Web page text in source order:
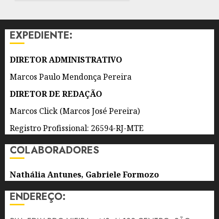
DE 2026
EXPEDIENTE:
DIRETOR ADMINISTRATIVO
Marcos Paulo Mendonça Pereira
DIRETOR DE REDAÇÃO
Marcos Click (Marcos José Pereira)
Registro Profissional: 26594-RJ-MTE
COLABORADORES
Nathália Antunes, Gabriele Formozo
ENDEREÇO: